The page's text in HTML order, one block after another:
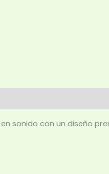
sonido con un diseño